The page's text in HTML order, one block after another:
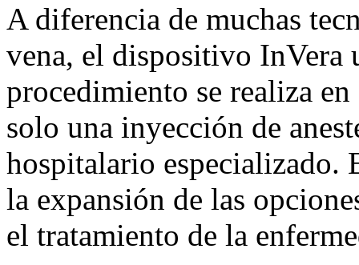
A diferencia de muchas
vena, el dispositivo
procedimiento se realiza
solo una inyección de
hospitalario especializado.
la expansión de las
el tratamiento de la